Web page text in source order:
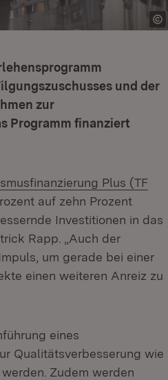
und der
zur
Programm finanziert
Plus (TF
auf zehn Prozent
Investitionen in das
Rapp. „Auch der
um gerade bei einer
einen weiteren Anreiz zu
eines
Qualitätsverbesserung wie
Zudem werden